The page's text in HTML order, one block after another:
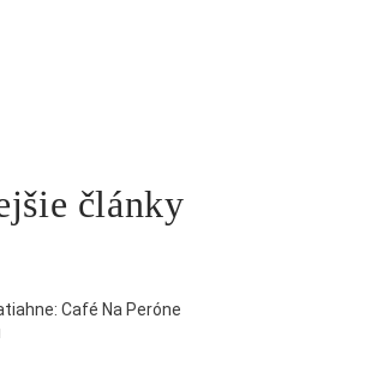
články
Café Na Peróne